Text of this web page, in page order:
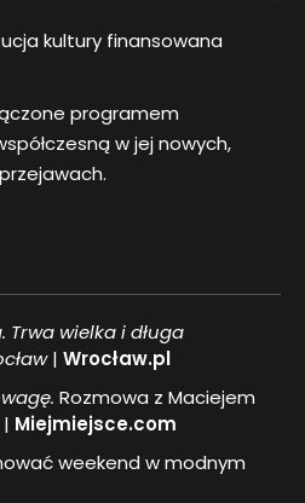
kultury finansowana
programem
w jej nowych,
Trwa wielka i długa
| Wrocław.pl
Rozmowa z Maciejem
Miejmiejsce.com
weekend w modnym